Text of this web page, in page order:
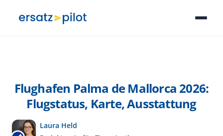
Flughafen Palma de Mallorca 2026:
Flugstatus, Karte, Ausstattung
Laura Held